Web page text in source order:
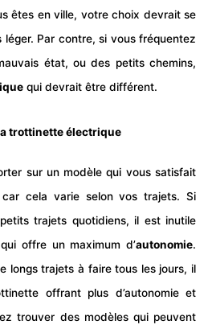
êtes en ville, votre choix devrait se
Par contre, si vous fréquentez
état, ou des petits chemins,
qui devrait être différent.
trottinette électrique
sur un modèle qui vous satisfait
car cela varie selon vos trajets. Si
trajets quotidiens, il est inutile
offre un maximum d’autonomie.
longs trajets à faire tous les jours, il
offrant plus d’autonomie et
trouver des modèles qui peuvent